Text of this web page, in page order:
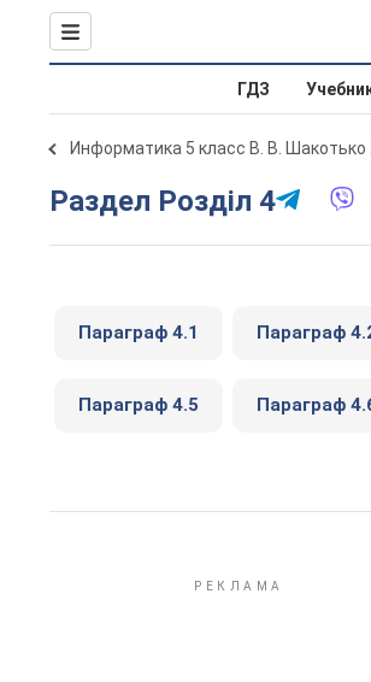
ГДЗ
Информатика 5 класс В. В. Шакотько
Раздел Розділ 4
Параграф 4.1 Параграф
Параграф 4.5 Параграф